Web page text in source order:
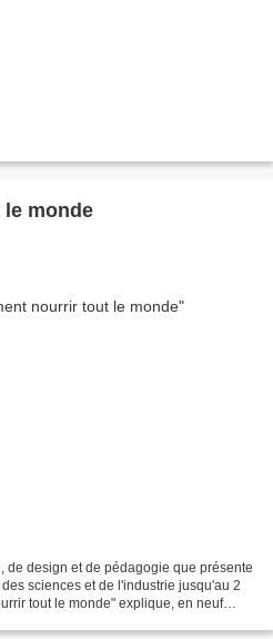
monde
de design et de pédagogie que présente
sciences et de l'industrie jusqu'au 2
tout le monde" explique, en neuf